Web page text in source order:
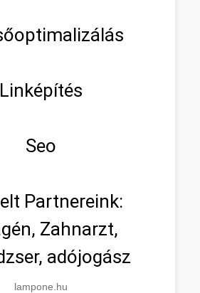
Linképítés
Seo
Partnereink:
Zahnarzt,
adójogász
lampone.hu